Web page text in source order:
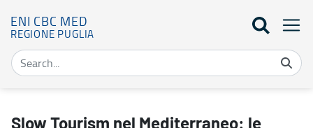
ENI CBC MED
REGIONE PUGLIA
Slow Tourism nel Mediterraneo: le